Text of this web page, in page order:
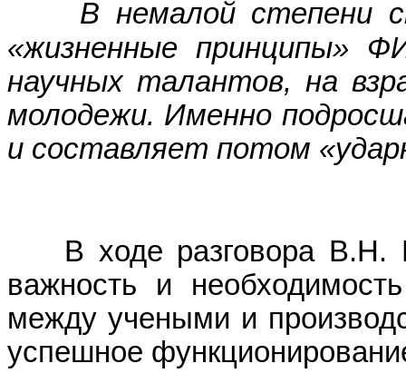
В немалой степени
«жизненные принципы»
научных талантов, на
молодежи. Именно
и составляет потом
В ходе разговора В.Н.
важность и
между учеными и
успешное